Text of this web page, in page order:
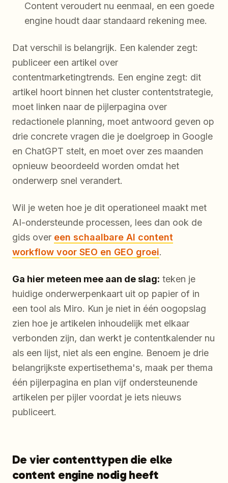
Content veroudert nu eenmaal, en een goede
engine houdt daar standaard rekening mee.
Dat verschil is belangrijk. Een kalender zegt:
publiceer een artikel over
contentmarketingtrends. Een engine zegt: dit
artikel hoort binnen het cluster contentstrategie,
moet linken naar de pijlerpagina over
redactionele planning, moet antwoord geven op
drie concrete vragen die je doelgroep in Google
en ChatGPT stelt, en moet over zes maanden
opnieuw beoordeeld worden omdat het
onderwerp snel verandert.
Wil je weten hoe je dit operationeel maakt met
AI-ondersteunde processen, lees dan ook de
gids over een schaalbare AI content
workflow voor SEO en GEO groei.
Ga hier meteen mee aan de slag: teken je
huidige onderwerpenkaart uit op papier of in
een tool als Miro. Kun je niet in één oogopslag
zien hoe je artikelen inhoudelijk met elkaar
verbonden zijn, dan werkt je contentkalender nu
als een lijst, niet als een engine. Benoem je drie
belangrijkste expertisethema's, maak per thema
één pijlerpagina en plan vijf ondersteunende
artikelen per pijler voordat je iets nieuws
publiceert.
De vier contenttypen die elke
content engine nodig heeft